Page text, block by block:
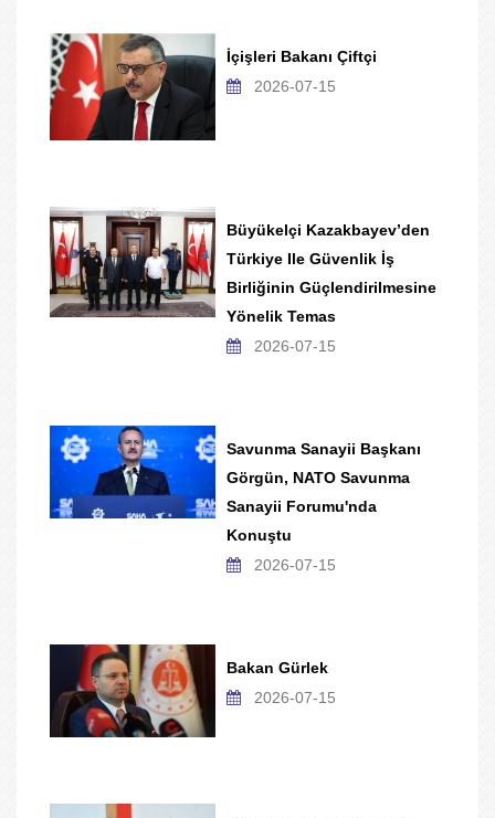
İçişleri Bakanı Çiftçi
2026-07-15
Büyükelçi Kazakbayev’den
Türkiye Ile Güvenlik İş
Birliğinin Güçlendirilmesine
Yönelik Temas
2026-07-15
Savunma Sanayii Başkanı
Görgün, NATO Savunma
Sanayii Forumu'nda
Konuştu
2026-07-15
Bakan Gürlek
2026-07-15